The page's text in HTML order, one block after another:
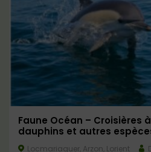
Faune Océan – Croisières
dauphins et autres
Locmariaquer, Arzon, Lorient